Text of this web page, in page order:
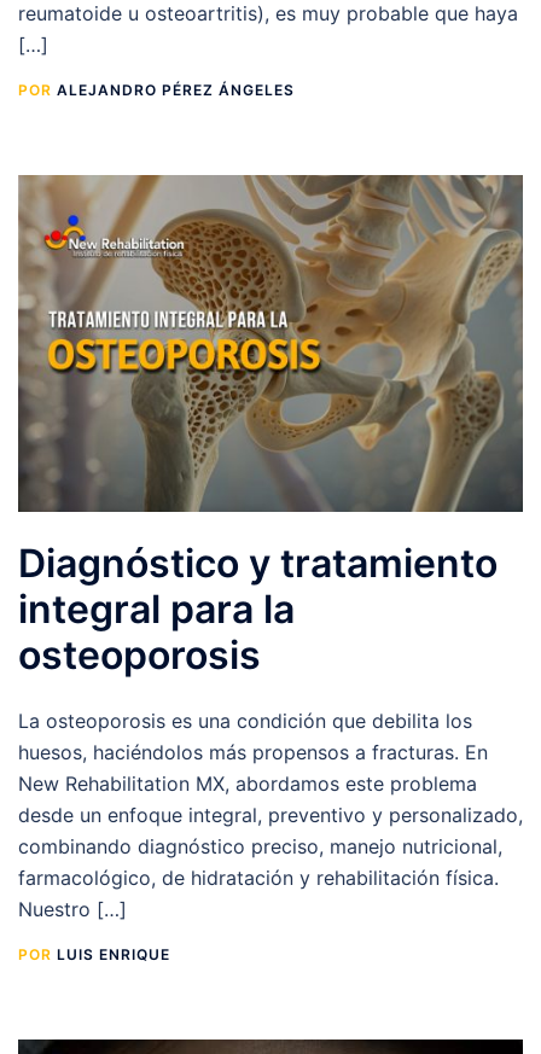
reumatoide u osteoartritis), es muy probable que haya
[…]
POR ALEJANDRO PÉREZ ÁNGELES
Diagnóstico y tratamiento
integral para la
osteoporosis
La osteoporosis es una condición que debilita los
huesos, haciéndolos más propensos a fracturas. En
New Rehabilitation MX, abordamos este problema
desde un enfoque integral, preventivo y personalizado,
combinando diagnóstico preciso, manejo nutricional,
farmacológico, de hidratación y rehabilitación física.
Nuestro […]
POR LUIS ENRIQUE